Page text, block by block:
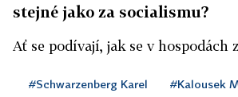
stejné jako za socialismu?
Ať se podívají, jak se v hospodách
#Schwarzenberg Karel #Kalousek